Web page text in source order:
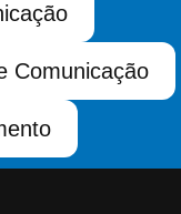
Comunicação